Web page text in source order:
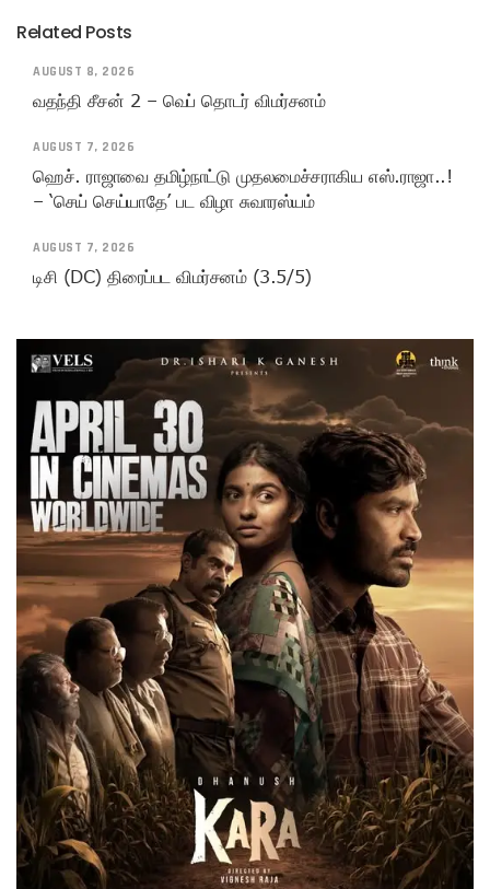
Related Posts
AUGUST 8, 2026
வதந்தி சீசன் 2 – வெப் தொடர் விமர்சனம்
AUGUST 7, 2026
ஹெச். ராஜாவை தமிழ்நாட்டு முதலமைச்சராகிய எஸ்.ராஜா..!
– ‘செய் செய்யாதே’ பட விழா சுவாரஸ்யம்
AUGUST 7, 2026
டிசி (DC) திரைப்பட விமர்சனம் (3.5/5)